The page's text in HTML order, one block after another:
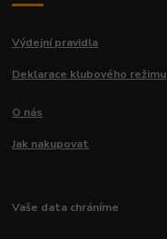
Výdejní pravidla
Deklarace klubového režimu
O nás
Jak nakupovat
Vaše data chráníme